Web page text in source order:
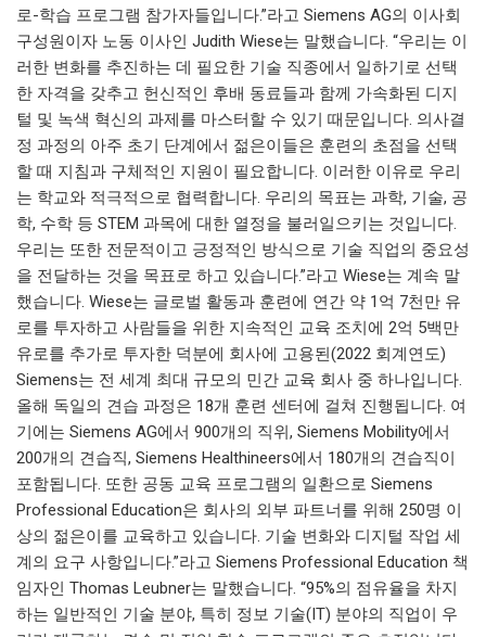
로-학습 프로그램 참가자들입니다.”라고 Siemens AG의 이사회
구성원이자 노동 이사인 Judith Wiese는 말했습니다. “우리는 이
러한 변화를 추진하는 데 필요한 기술 직종에서 일하기로 선택
한 자격을 갖추고 헌신적인 후배 동료들과 함께 가속화된 디지
털 및 녹색 혁신의 과제를 마스터할 수 있기 때문입니다. 의사결
정 과정의 아주 초기 단계에서 젊은이들은 훈련의 초점을 선택
할 때 지침과 구체적인 지원이 필요합니다. 이러한 이유로 우리
는 학교와 적극적으로 협력합니다. 우리의 목표는 과학, 기술, 공
학, 수학 등 STEM 과목에 대한 열정을 불러일으키는 것입니다.
우리는 또한 전문적이고 긍정적인 방식으로 기술 직업의 중요성
을 전달하는 것을 목표로 하고 있습니다.”라고 Wiese는 계속 말
했습니다. Wiese는 글로벌 활동과 훈련에 연간 약 1억 7천만 유
로를 투자하고 사람들을 위한 지속적인 교육 조치에 2억 5백만
유로를 추가로 투자한 덕분에 회사에 고용된(2022 회계연도)
Siemens는 전 세계 최대 규모의 민간 교육 회사 중 하나입니다.
올해 독일의 견습 과정은 18개 훈련 센터에 걸쳐 진행됩니다. 여
기에는 Siemens AG에서 900개의 직위, Siemens Mobility에서
200개의 견습직, Siemens Healthineers에서 180개의 견습직이
포함됩니다. 또한 공동 교육 프로그램의 일환으로 Siemens
Professional Education은 회사의 외부 파트너를 위해 250명 이
상의 젊은이를 교육하고 있습니다. 기술 변화와 디지털 작업 세
계의 요구 사항입니다.”라고 Siemens Professional Education 책
임자인 Thomas Leubner는 말했습니다. “95%의 점유율을 차지
하는 일반적인 기술 분야, 특히 정보 기술(IT) 분야의 직업이 우